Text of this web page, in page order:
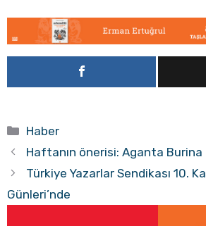
Kategoriler
Haber
Haftanın önerisi: Aganta
Türkiye Yazarlar Sendikası 10.
Günleri’nde